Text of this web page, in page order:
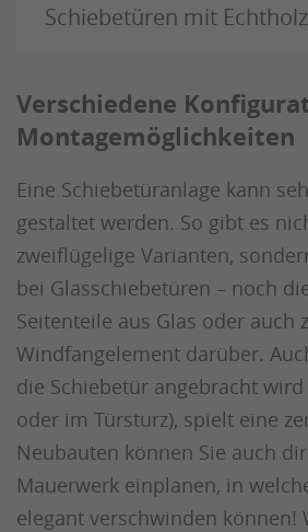
Schiebetüren mit
Verschiedene
Montagemöglichkeiten
Eine Schiebetüranlage kann
gestaltet werden. So gibt es
zweiflügelige Varianten,
bei Glasschiebetüren – noch
Seitenteile aus Glas oder auch
Windfangelement darüber.
die Schiebetür angebracht wird
oder im Türsturz), spielt eine
Neubauten können Sie auch
Mauerwerk einplanen, in
elegant verschwinden können!